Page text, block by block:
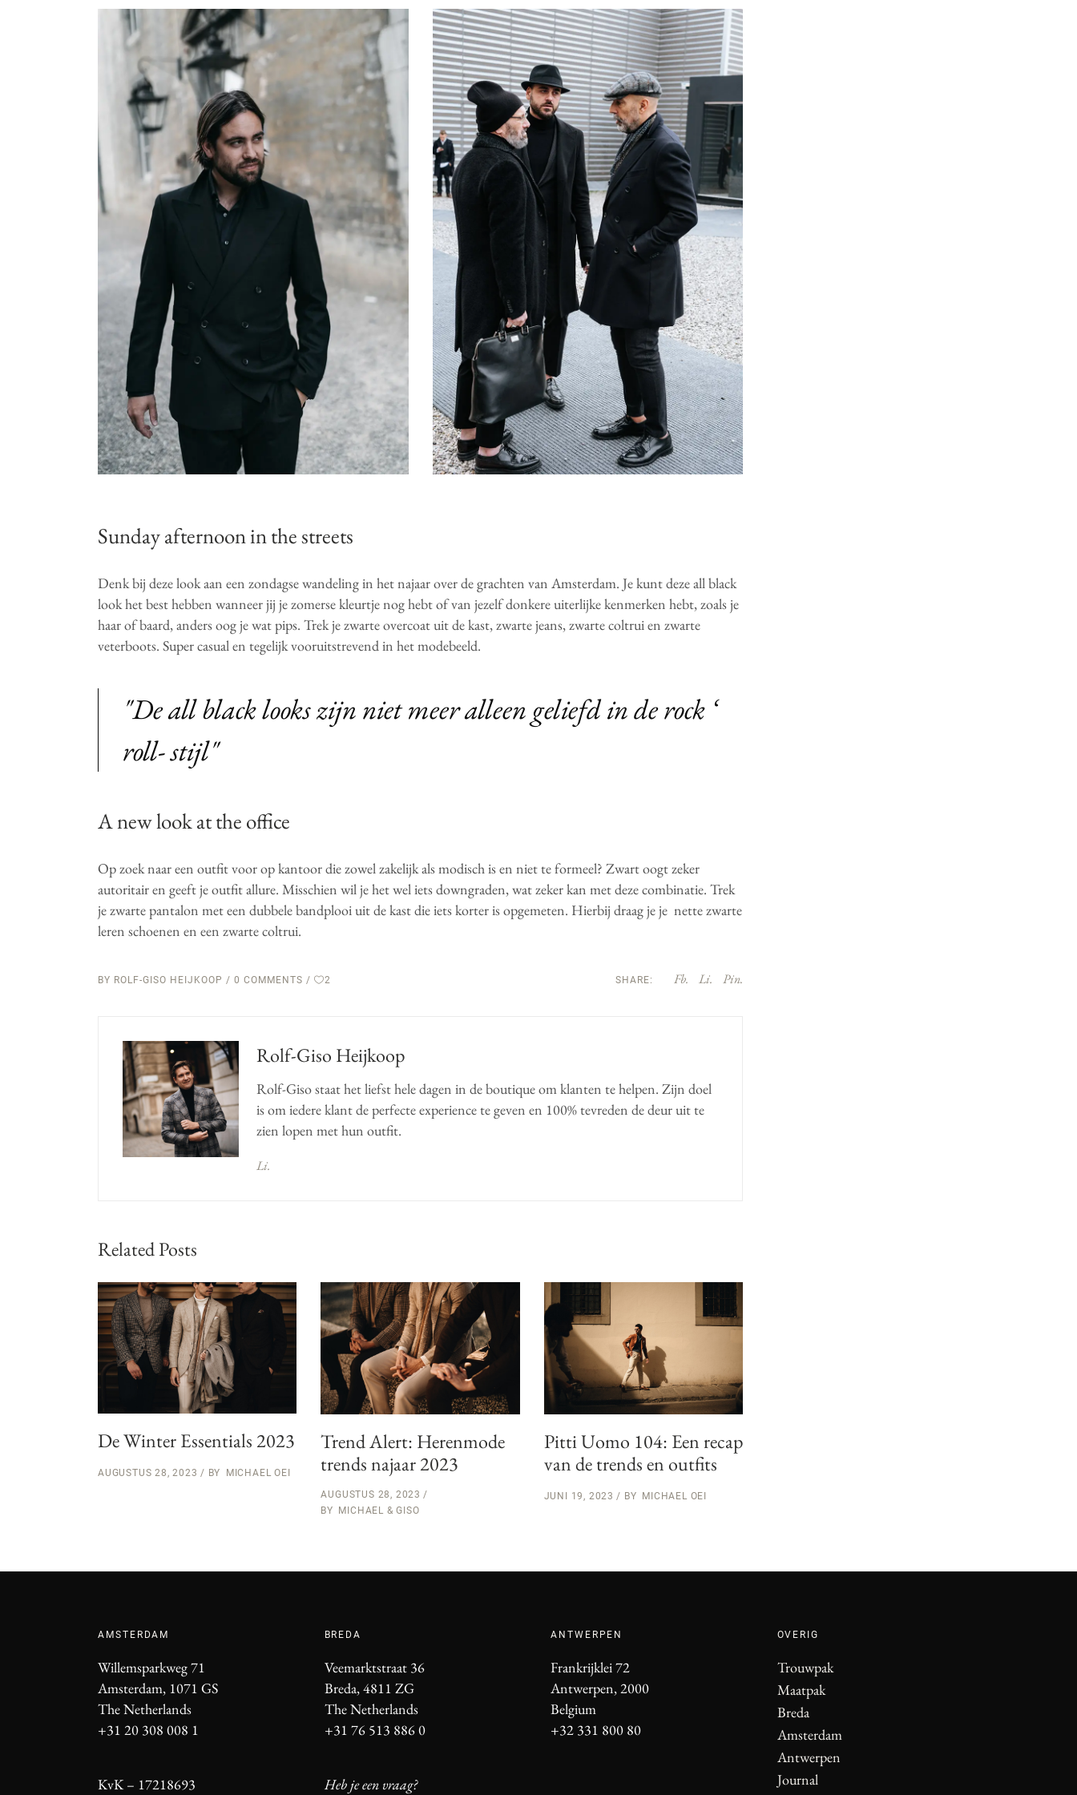
Sunday afternoon in the streets
Denk bij deze look aan een zondagse wandeling in het najaar over de grachten van Amsterdam. Je kunt deze all black
look het best hebben wanneer jij je zomerse kleurtje nog hebt of van jezelf donkere uiterlijke kenmerken hebt, zoals je
haar of baard, anders oog je wat pips. Trek je zwarte overcoat uit de kast, zwarte jeans, zwarte coltrui en zwarte
veterboots. Super casual en tegelijk vooruitstrevend in het modebeeld.
"De all black looks zijn niet meer alleen geliefd in de rock ‘
roll- stijl"
A new look at the office
Op zoek naar een outfit voor op kantoor die zowel zakelijk als modisch is en niet te formeel? Zwart oogt zeker
autoritair en geeft je outfit allure. Misschien wil je het wel iets downgraden, wat zeker kan met deze combinatie. Trek
je zwarte pantalon met een dubbele bandplooi uit de kast die iets korter is opgemeten. Hierbij draag je je nette zwarte
leren schoenen en een zwarte coltrui.
BY ROLF-GISO HEIJKOOP 0 COMMENTS 2 SHARE: Fb. Li. Pin.
Rolf-Giso Heijkoop
Rolf-Giso staat het liefst hele dagen in de boutique om klanten te helpen. Zijn doel
is om iedere klant de perfecte experience te geven en 100% tevreden de deur uit te
zien lopen met hun outfit.
Li.
Related Posts
De Winter Essentials 2023
AUGUSTUS 28, 2023 BY MICHAEL OEI
Trend Alert: Herenmode
trends najaar 2023
AUGUSTUS 28, 2023
BY
MICHAEL & GISO
Pitti Uomo 104: Een recap
van de trends en outfits
JUNI 19, 2023 BY MICHAEL OEI
AMSTERDAM
Willemsparkweg 71
Amsterdam, 1071 GS
The Netherlands
+31 20 308 008 1
KvK – 17218693
BREDA
Veemarktstraat 36
Breda, 4811 ZG
The Netherlands
+31 76 513 886 0
Heb je een vraag?
ANTWERPEN
Frankrijklei 72
Antwerpen, 2000
Belgium
+32 331 800 80
OVERIG
Trouwpak
Maatpak
Breda
Amsterdam
Antwerpen
Journal